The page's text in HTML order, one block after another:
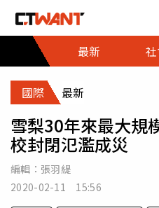
最新
國際 最新
雪梨30年來最大
校封閉氾濫成災
編輯： 張羽緹
2020-02-11 15:56